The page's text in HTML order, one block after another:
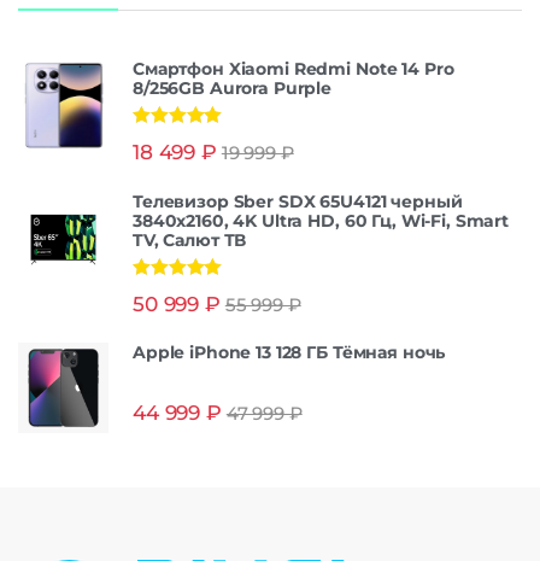
Смартфон Xiaomi Redmi Note 14 Pro
8/256GB Aurora Purple
из 5
18 499 ₽ 19 999₽
Телевизор Sber SDX 65U4121 черный
3840x2160, 4K Ultra HD, 60 Гц, Wi-Fi, Smart
TV, Салют ТВ
из 5
50 999 ₽ 55 999₽
Apple iPhone 13 128 ГБ Тёмная ночь
44 999 ₽ 47 999₽